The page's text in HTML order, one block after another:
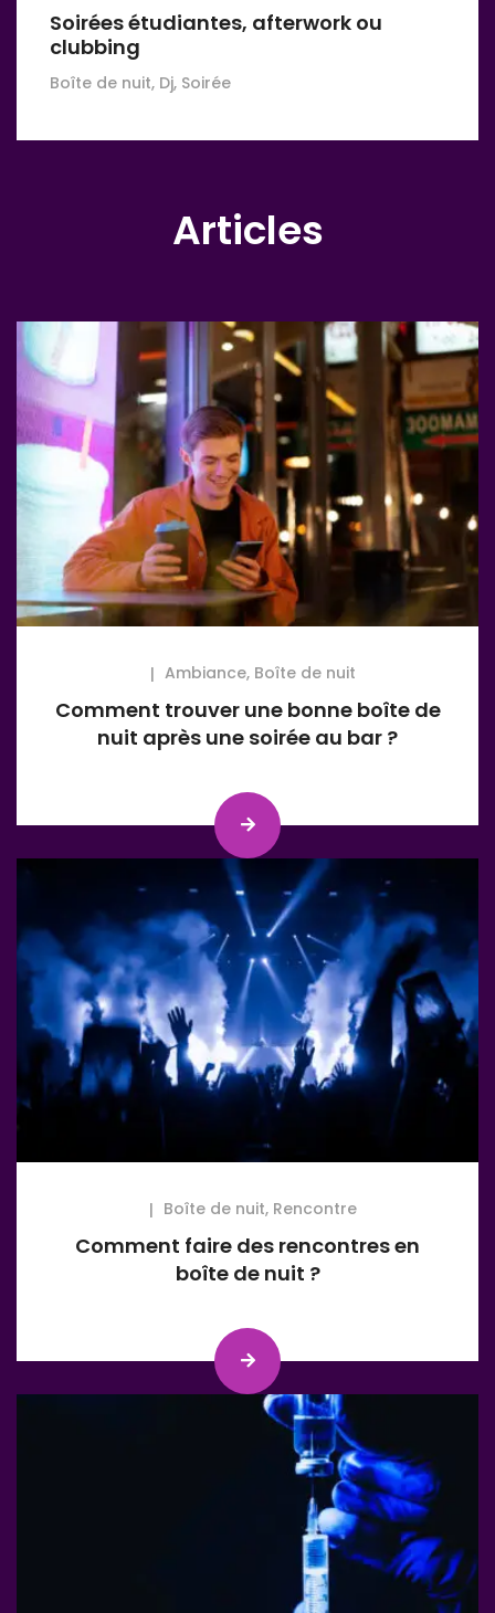
Soirées étudiantes, afterwork ou
clubbing
Boîte de nuit, Dj, Soirée
Articles
Ambiance, Boîte de nuit
Comment trouver une bonne boîte de
nuit après une soirée au bar ?
Boîte de nuit, Rencontre
Comment faire des rencontres en
boîte de nuit ?